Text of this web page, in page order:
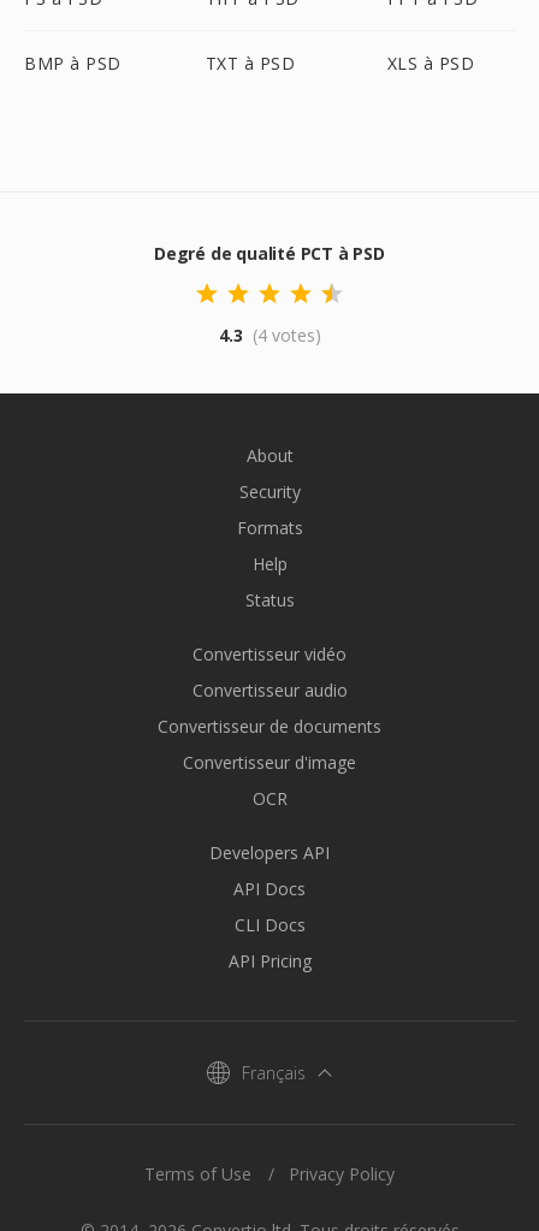
BMP à PSD TXT à PSD XLS à PSD
Degré de qualité PCT à PSD
4.3 (4 votes)
About
Security
Formats
Help
Status
Convertisseur vidéo
Convertisseur audio
Convertisseur de documents
Convertisseur d'image
OCR
Developers API
API Docs
CLI Docs
API Pricing
Français
Terms of Use Privacy Policy